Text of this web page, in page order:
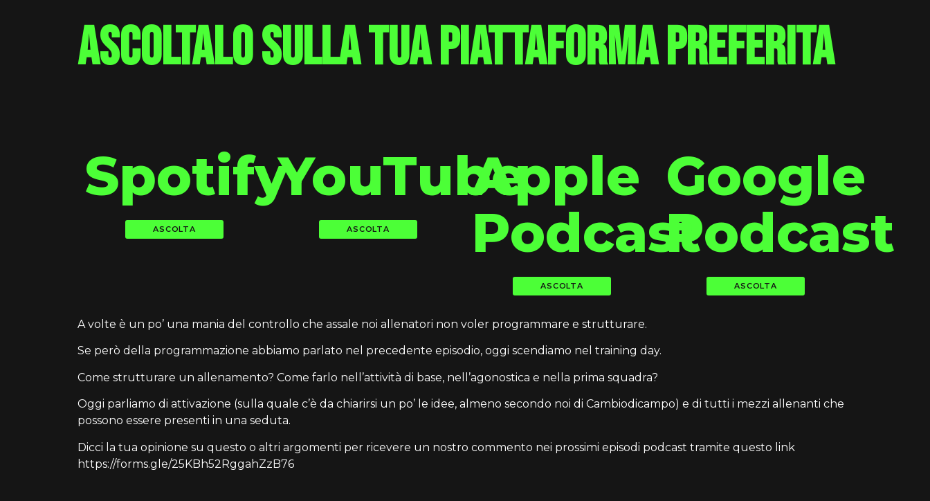
ascoltalo sulla tua piattaforma preferita
Spotify
ASCOLTA
YouTube
ASCOLTA
Apple
Podcast
ASCOLTA
Google
Podcast
ASCOLTA
A volte è un po’ una mania del controllo che assale noi allenatori non voler programmare e strutturare.
Se però della programmazione abbiamo parlato nel precedente episodio, oggi scendiamo nel training day.
Come strutturare un allenamento? Come farlo nell’attività di base, nell’agonostica e nella prima squadra?
Oggi parliamo di attivazione (sulla quale c’è da chiarirsi un po’ le idee, almeno secondo noi di Cambiodicampo) e di tutti i mezzi allenanti che
possono essere presenti in una seduta.
Dicci la tua opinione su questo o altri argomenti per ricevere un nostro commento nei prossimi episodi podcast tramite questo link
https://forms.gle/25KBh52RggahZzB76